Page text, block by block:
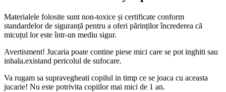
Materialele folosite sunt non-toxice și certificate conform
standardelor de siguranță pentru a oferi părinților încrederea că
micuțul lor este într-un mediu sigur.
Avertisment! Jucaria poate contine piese mici care se pot inghiti sau
inhala,existand pericolul de sufocare.
Va rugam sa supravegheati copilul in timp ce se joaca cu aceasta
jucarie! Nu este potrivita copiilor mai mici de 1 an.